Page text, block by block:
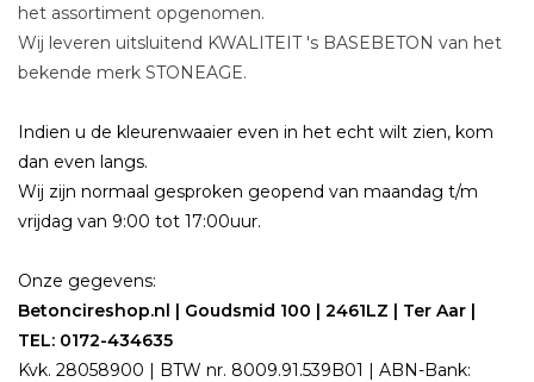
het assortiment opgenomen.
Wij leveren uitsluitend KWALITEIT 's BASEBETON van het
bekende merk STONEAGE.
Indien u de kleurenwaaier even in het echt wilt zien, kom
dan even langs.
Wij zijn normaal gesproken geopend van maandag t/m
vrijdag van 9:00 tot 17:00uur.
Onze gegevens:
Betoncireshop.nl | Goudsmid 100 | 2461LZ | Ter Aar |
TEL: 0172-434635
Kvk. 28058900 | BTW nr. 8009.91.539B01 | ABN-Bank: